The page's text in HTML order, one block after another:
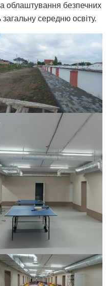
облаштування безпечних
середню освіту.